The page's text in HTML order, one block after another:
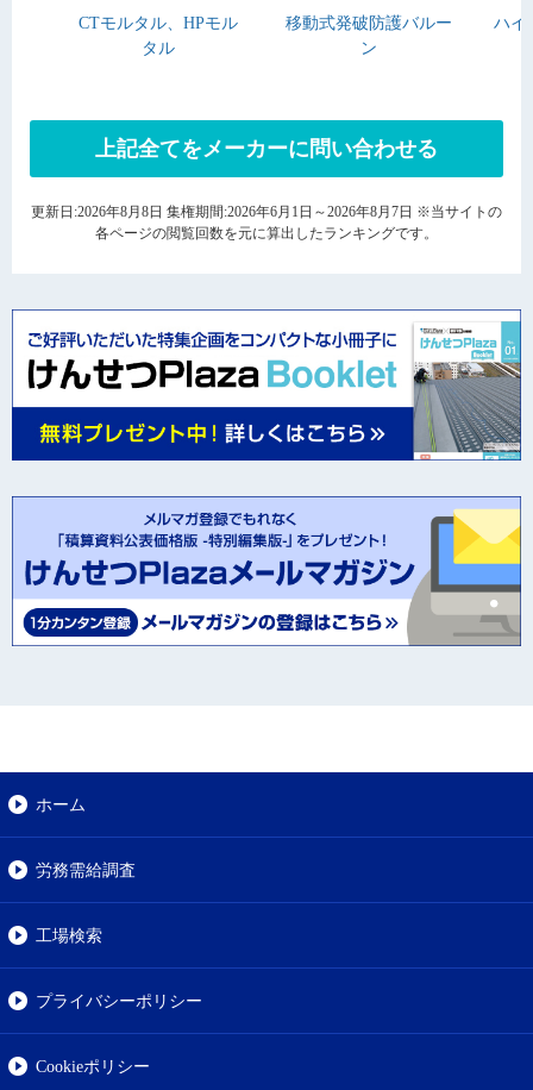
CTモルタル、HPモル
タル
移動式発破防護バルー
ン
ハイ
上記全てをメーカーに問い合わせる
更新日:2026年8月8日 集権期間:2026年6月1日～2026年8月7日 ※当サイトの
各ページの閲覧回数を元に算出したランキングです。
ホーム
労務需給調査
工場検索
プライバシーポリシー
Cookieポリシー